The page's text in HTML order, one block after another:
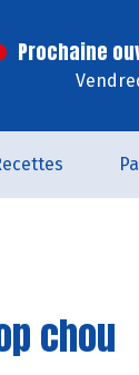
Prochaine
chou